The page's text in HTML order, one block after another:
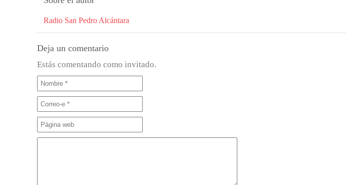
Radio San Pedro Alcántara
Deja un comentario
Estás comentando como invitado.